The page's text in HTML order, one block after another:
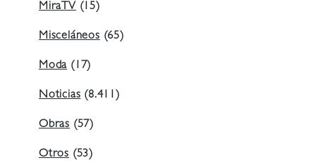
MiraTV (15)
Misceláneos (65)
Moda (17)
Noticias (8.411)
Obras (57)
Otros (53)